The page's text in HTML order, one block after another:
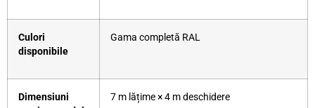
Culori
disponibile
Gama completă RAL
Dimensiuni
7 m lățime × 4 m deschidere